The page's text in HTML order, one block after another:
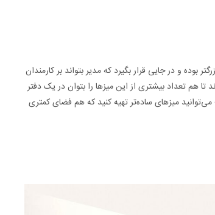
بوده و در جایی قرار بگیرد که مدیر بتواند بر کارمندان
هم تعداد بیشتری از این میزها را بتوان در یک دفتر
میزهای ساده‌تر تهیه کنید که هم فضای کمتری